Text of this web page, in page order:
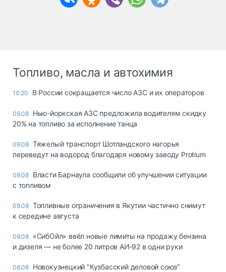
Топливо, масла и автохимия
10:20 В России сокращается число АЗС и их операторов
09.08 Нью-йоркская АЗС предложила водителям скидку
20% на топливо за исполнение танца
09.08 Тяжелый транспорт Шотландского нагорья
переведут на водород благодаря новому заводу Protium
09.08 Власти Барнаула сообщили об улучшении ситуации
с топливом
09.08 Топливные ограничения в Якутии частично снимут
к середине августа
09.08 «СибОйл» ввёл новые лимиты на продажу бензина
и дизеля — не более 20 литров АИ‑92 в одни руки
08.08 Новокузнецкий "Кузбасский деловой союз"